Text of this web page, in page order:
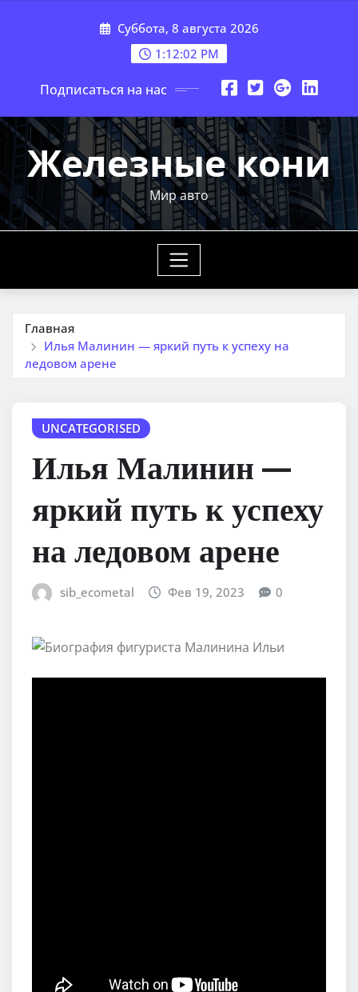
Суббота, 8 августа 2026
1:12:03 PM
Подписаться на нас
Железные кони
Мир авто
Главная
Илья Малинин — яркий путь к успеху на
ледовом арене
UNCATEGORISED
Илья Малинин —
яркий путь к успеху
на ледовом арене
sib_ecometal Фев 19, 2023 0